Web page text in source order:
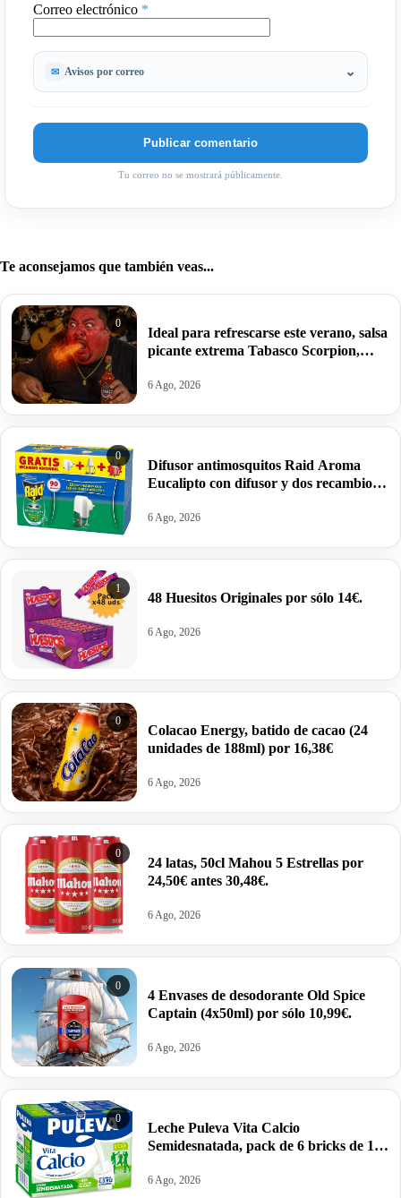
Correo electrónico *
Avisos por correo
Tu correo no se mostrará públicamente.
Te aconsejamos que también veas...
0
Ideal para refrescarse este verano, salsa
picante extrema Tabasco Scorpion,
6 Ago, 2026
0
Difusor antimosquitos Raid Aroma
Eucalipto con difusor y dos recambios
6 Ago, 2026
1
48 Huesitos Originales por sólo 14€.
6 Ago, 2026
0
Colacao Energy, batido de cacao (24
unidades de 188ml) por 16,38€
6 Ago, 2026
0
24 latas, 50cl Mahou 5 Estrellas por
24,50€ antes 30,48€.
6 Ago, 2026
0
4 Envases de desodorante Old Spice
Captain (4x50ml) por sólo 10,99€.
6 Ago, 2026
0
Leche Puleva Vita Calcio
Semidesnatada, pack de 6 bricks de 1
6 Ago, 2026